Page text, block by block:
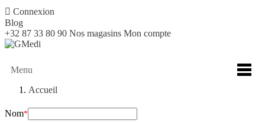
 Connexion
Blog
+32 87 33 80 90 Nos magasins Mon compte
Menu
Accueil
Nom